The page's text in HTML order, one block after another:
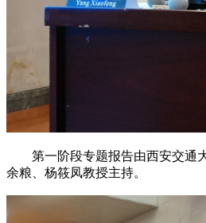
第一阶段专题报告由西安交通
余粮、杨筱凤教授主持。